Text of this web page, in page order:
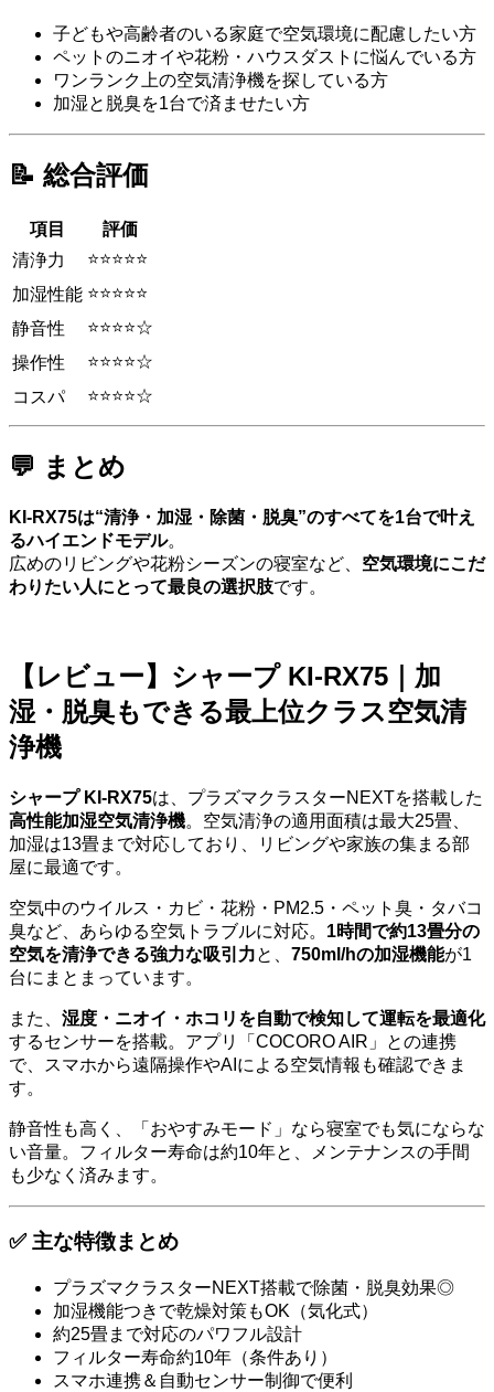
子どもや高齢者のいる家庭で空気環境に配慮したい方
ペットのニオイや花粉・ハウスダストに悩んでいる方
ワンランク上の空気清浄機を探している方
加湿と脱臭を1台で済ませたい方
📝 総合評価
項目
評価
清浄力
⭐⭐⭐⭐⭐
加湿性能 ⭐⭐⭐⭐⭐
静音性
⭐⭐⭐⭐☆
操作性
⭐⭐⭐⭐☆
コスパ
⭐⭐⭐⭐☆
💬 まとめ
KI-RX75は“清浄・加湿・除菌・脱臭”のすべてを1台で叶え
るハイエンドモデル。
広めのリビングや花粉シーズンの寝室など、 空気環境にこだ
わりたい人にとって最良の選択肢です。
【レビュー】シャープ KI-RX75｜加
湿・脱臭もできる最上位クラス空気清
浄機
シャープ KI-RX75は、プラズマクラスターNEXTを搭載した
高性能加湿空気清浄機。空気清浄の適用面積は最大25畳、
加湿は13畳まで対応しており、リビングや家族の集まる部
屋に最適です。
空気中のウイルス・カビ・花粉・PM2.5・ペット臭・タバコ
臭など、あらゆる空気トラブルに対応。 1時間で約13畳分の
空気を清浄できる強力な吸引力と、 750ml/hの加湿機能が1
台にまとまっています。
また、 湿度・ニオイ・ホコリを自動で検知して運転を最適化
するセンサーを搭載。アプリ「COCORO AIR」との連携
で、スマホから遠隔操作やAIによる空気情報も確認できま
す。
静音性も高く、「おやすみモード」なら寝室でも気にならな
い音量。フィルター寿命は約10年と、メンテナンスの手間
も少なく済みます。
✅ 主な特徴まとめ
プラズマクラスターNEXT搭載で除菌・脱臭効果◎
加湿機能つきで乾燥対策もOK（気化式）
約25畳まで対応のパワフル設計
フィルター寿命約10年（条件あり）
スマホ連携＆自動センサー制御で便利